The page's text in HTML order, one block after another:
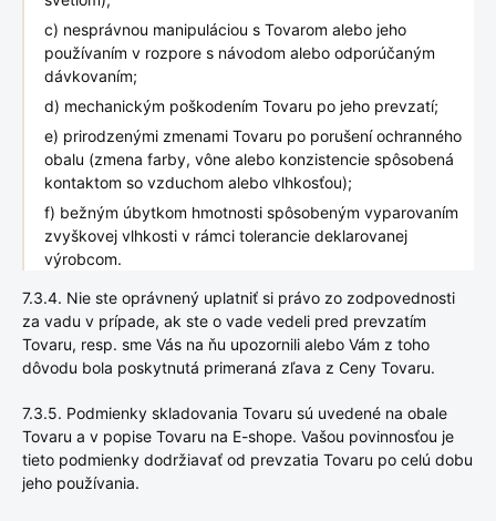
c) nesprávnou manipuláciou s Tovarom alebo jeho
používaním v rozpore s návodom alebo odporúčaným
dávkovaním;
d) mechanickým poškodením Tovaru po jeho prevzatí;
e) prirodzenými zmenami Tovaru po porušení ochranného
obalu (zmena farby, vône alebo konzistencie spôsobená
kontaktom so vzduchom alebo vlhkosťou);
f) bežným úbytkom hmotnosti spôsobeným vyparovaním
zvyškovej vlhkosti v rámci tolerancie deklarovanej
výrobcom.
7.3.4. Nie ste oprávnený uplatniť si právo zo zodpovednosti
za vadu v prípade, ak ste o vade vedeli pred prevzatím
Tovaru, resp. sme Vás na ňu upozornili alebo Vám z toho
dôvodu bola poskytnutá primeraná zľava z Ceny Tovaru.
7.3.5. Podmienky skladovania Tovaru sú uvedené na obale
Tovaru a v popise Tovaru na E-shope. Vašou povinnosťou je
tieto podmienky dodržiavať od prevzatia Tovaru po celú dobu
jeho používania.